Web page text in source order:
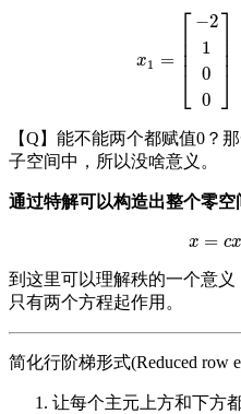
x1 =
⎡
⎣
⎢⎢⎢
−2
1
0
0
⎤
⎦
⎥⎥⎥
x1 [ 0
【Q】能不能两个都赋值0？
子空间中，所以没啥意义。
通过特解可以构造出整个零空
x = cx
x= cx
到这里可以理解秩的一个意义
只有两个方程起作用。
简化行阶梯形式(Reduced row
让每个主元上方和下方都